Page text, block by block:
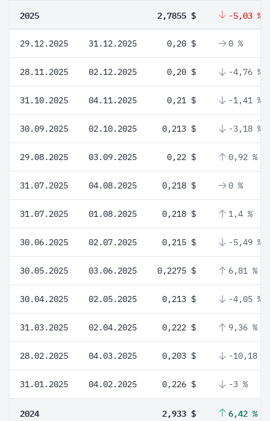
2025 2,7855 $ -5,03 %
29.12.2025 31.12.2025 0,20 $ 0 %
28.11.2025 02.12.2025 0,20 $ -4,76 %
31.10.2025 04.11.2025 0,21 $ -1,41 %
30.09.2025 02.10.2025 0,213 $ -3,18 %
29.08.2025 03.09.2025 0,22 $ 0,92 %
31.07.2025 04.08.2025 0,218 $ 0 %
31.07.2025 01.08.2025 0,218 $ 1,4 %
30.06.2025 02.07.2025 0,215 $ -5,49 %
30.05.2025 03.06.2025 0,2275 $ 6,81 %
30.04.2025 02.05.2025 0,213 $ -4,05 %
31.03.2025 02.04.2025 0,222 $ 9,36 %
28.02.2025 04.03.2025 0,203 $ -10,18 %
31.01.2025 04.02.2025 0,226 $ -3 %
2024 2,933 $ 6,42 %